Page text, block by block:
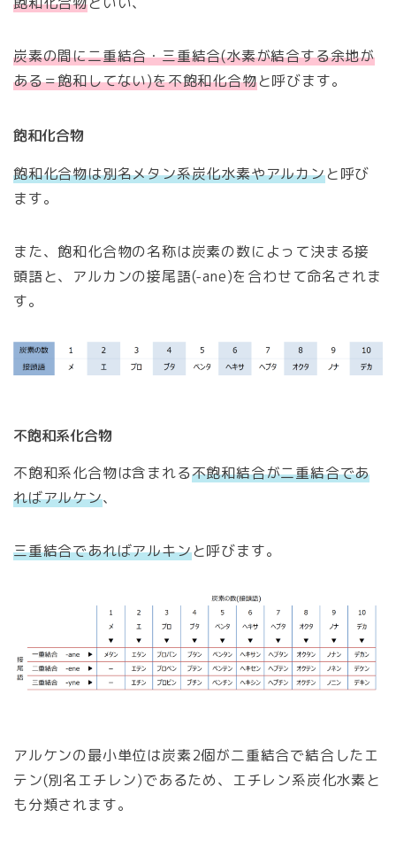
炭素の間に二重結合・三重結合(水素が結合する余地が
ある＝飽和してない)を不飽和化合物と呼びます。
飽和化合物
飽和化合物は別名メタン系炭化水素やアルカンと呼び
ます。
また、飽和化合物の名称は炭素の数によって決まる接
頭語と、アルカンの接尾語(-ane)を合わせて命名されま
す。
不飽和系化合物
不飽和系化合物は含まれる不飽和結合が二重結合であ
ればアルケン、
三重結合であればアルキンと呼びます。
アルケンの最小単位は炭素2個が二重結合で結合したエ
テン(別名エチレン)であるため、エチレン系炭化水素と
も分類されます。